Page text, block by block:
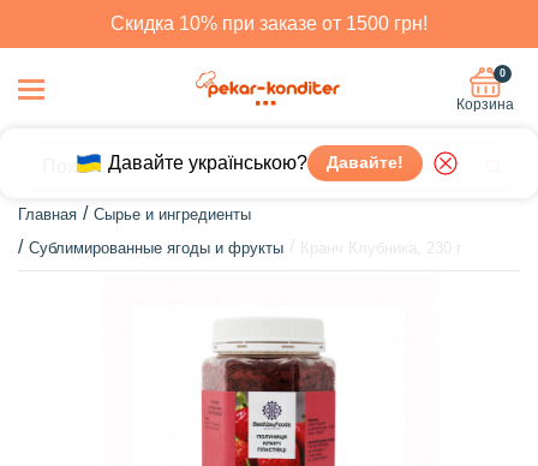
Скидка 10% при заказе от 1500 грн!
Давайте українською? Давайте!
0
Корзина
Главная
Сырье и ингредиенты
Сублимированные ягоды и фрукты